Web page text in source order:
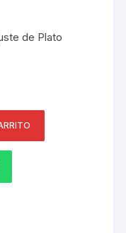
de Plato